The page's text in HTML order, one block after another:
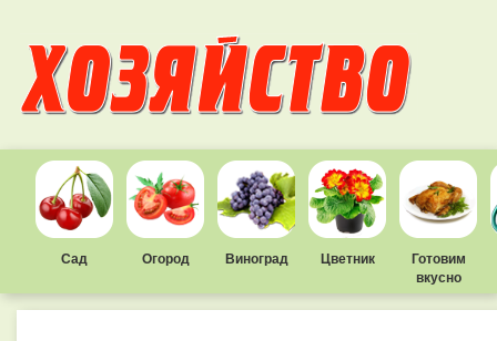
Сад Огород Виноград Цветник
Готовим
вкусно